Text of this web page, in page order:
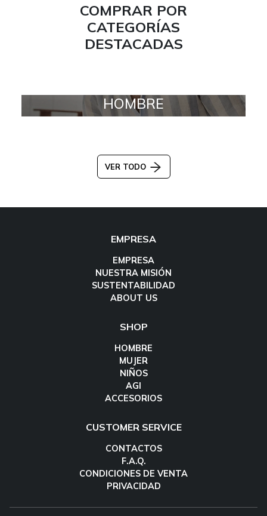
COMPRAR POR
CATEGORÍAS
DESTACADAS
HOMBRE
VER TODO
EMPRESA
EMPRESA
NUESTRA MISIÓN
SUSTENTABILIDAD
ABOUT US
SHOP
HOMBRE
MUJER
NIÑOS
AGI
ACCESORIOS
CUSTOMER SERVICE
CONTACTOS
F.A.Q.
CONDICIONES DE VENTA
PRIVACIDAD